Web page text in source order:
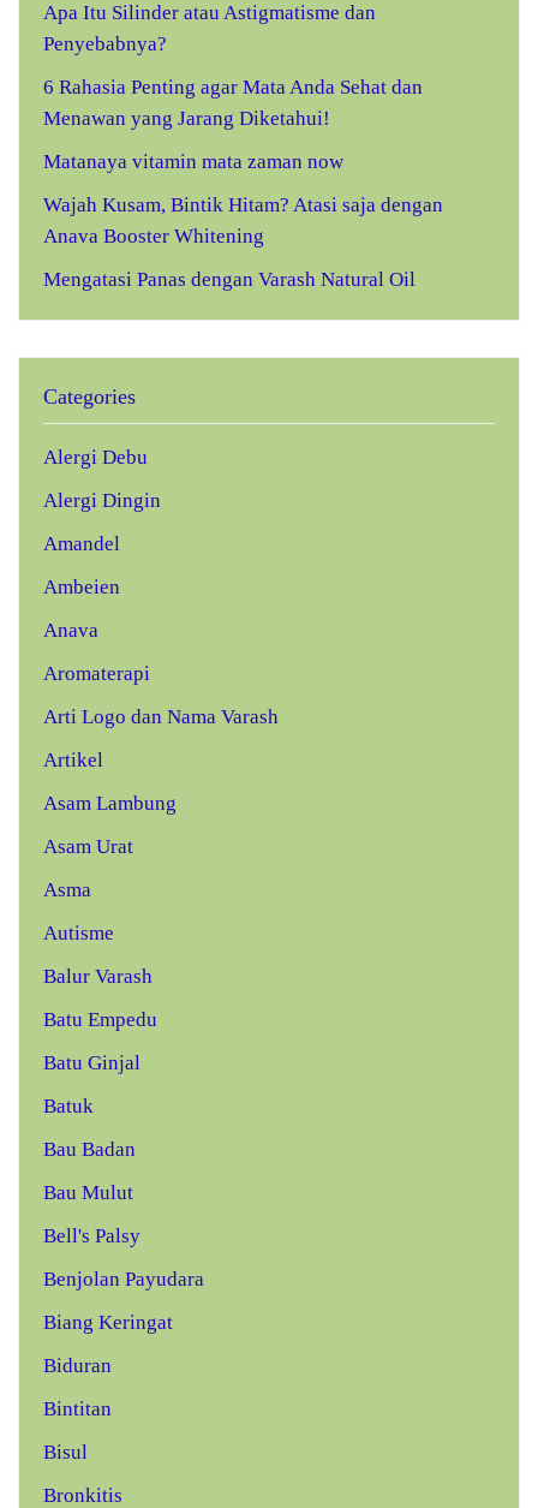
Apa Itu Silinder atau Astigmatisme dan
Penyebabnya?
6 Rahasia Penting agar Mata Anda Sehat dan
Menawan yang Jarang Diketahui!
Matanaya vitamin mata zaman now
Wajah Kusam, Bintik Hitam? Atasi saja dengan
Anava Booster Whitening
Mengatasi Panas dengan Varash Natural Oil
Categories
Alergi Debu
Alergi Dingin
Amandel
Ambeien
Anava
Aromaterapi
Arti Logo dan Nama Varash
Artikel
Asam Lambung
Asam Urat
Asma
Autisme
Balur Varash
Batu Empedu
Batu Ginjal
Batuk
Bau Badan
Bau Mulut
Bell's Palsy
Benjolan Payudara
Biang Keringat
Biduran
Bintitan
Bisul
Bronkitis